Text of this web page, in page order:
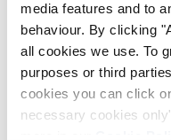
media features and to
behaviour. By clicking
all cookies we use. To
purposes or third
cookies you can click
necessary cookies
Kantakte | Versand |